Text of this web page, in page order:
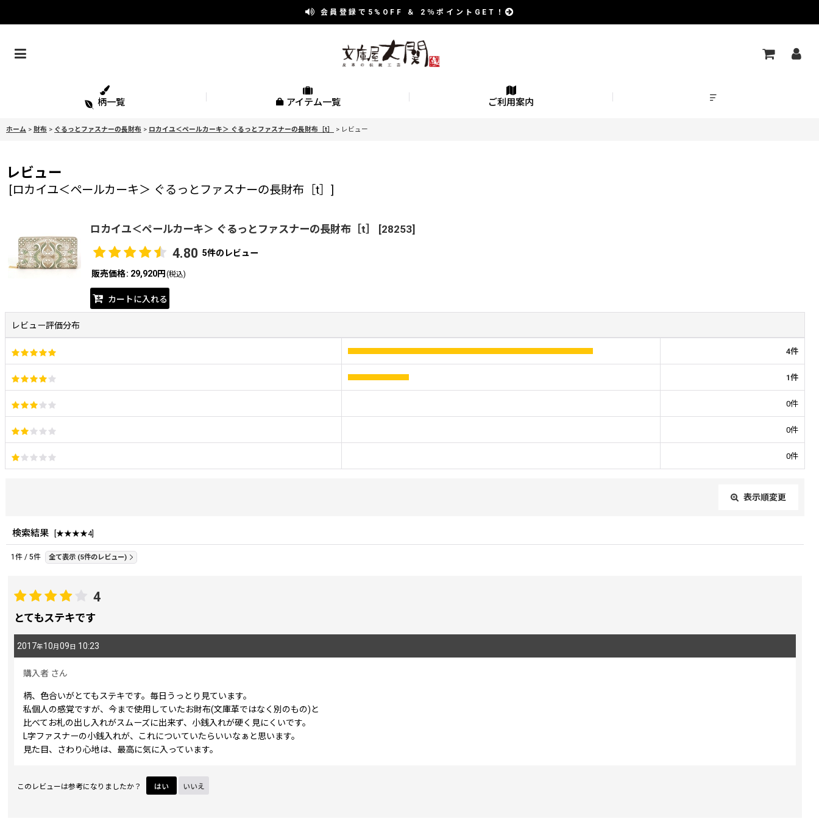
会員登録で 5%OFF ＆ 2％ポイントGET！
柄一覧 アイテム一覧 ご利用案内
ホーム > 財布 > ぐるっとファスナーの長財布 > ロカイユ＜ペールカーキ＞ ぐるっとファスナーの長財布［t］ > レビュー
レビュー
[ロカイユ＜ペールカーキ＞ ぐるっとファスナーの長財布［t］ ]
ロカイユ＜ペールカーキ＞ ぐるっとファスナーの長財布［t］ [28253]
4.80 5件のレビュー
販売価格: 29,920円 (税込)
カートに入れる
レビュー評価分布
4件
1件
0件
0件
0件
表示順変更
レビュー検索:
画像:
星の数:
並び順:
検索結果 ★★★★4]
1 件 / 5件 全て表示 (5件のレビュー)
4
とてもステキです
2017年10月 09 日 10:23
購入者 さん
柄、色合いがとてもステキです。毎日うっとり見ています。
私個人の感覚ですが、今まで使用していたお財布(文庫革ではなく別のもの)と
比べてお札の出し入れがスムーズに出来ず、小銭入れが硬く見にくいです。
L字ファスナーの小銭入れが、これについていたらいいなぁと思います。
見た目、さわり心地は、最高に気に入っています。
このレビューは参考になりましたか？ はい いいえ